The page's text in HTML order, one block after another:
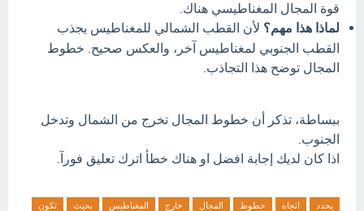
قوة المجال المغناطيسي هناك.
لماذا هذا مهم؟ لأن القطب الشمالي للمغناطيس يجذب
القطب الجنوبي لمغناطيس آخر، والعكس صحيح. خطوط
المجال توضح هذا التجاذب.
ببساطة، تذكر أن خطوط المجال تخرج من الشمال وتدخل
الجنوب.
اذا كان لديك إجابة افضل او هناك خطأ اترك تعليق فورآ.
يحدد اتجاه خطوط المجال خارج المغناطيس بحيث
تكون